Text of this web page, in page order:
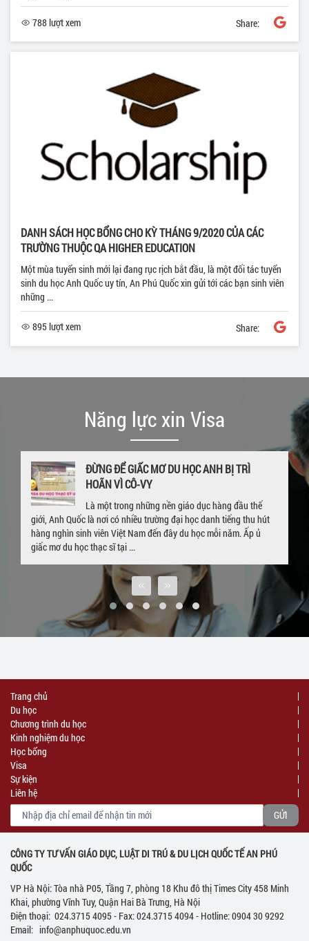
788 lượt xem Share:
DANH SÁCH HỌC BỔNG CHO KỲ THÁNG 9/2020 CỦA CÁC
TRƯỜNG THUỘC QA HIGHER EDUCATION
Một mùa tuyển sinh mới lại đang rục rịch bắt đầu, là một đối tác tuyển
sinh du học Anh Quốc uy tín, An Phú Quốc xin gửi tới các bạn sinh viên
những ...
895 lượt xem Share:
Năng lực xin Visa
MƠ DU HỌC ANH BỊ TRÌ
những nền giáo dục hàng đầu thế
trường đại học danh tiếng thu hút
đến đây du học mỗi năm. Ấp ủ
GIA HẠN VISA
– CHÚC
VISA 4 NĂM
Hết hạn visa, quay trở về Việt
nước ngoài là nỗi lo lắng của
Trang chủ
Du học
Chương trình du học
Kinh nghiệm du học
Học bổng
Visa
Sự kiện
Liên hệ
CÔNG TY TƯ VẤN GIÁO DỤC, LUẬT DI TRÚ & DU LỊCH QUỐC TẾ AN PHÚ
QUỐC
VP Hà Nội: Tòa nhà P05, Tầng 7, phòng 18 Khu đô thị Times City 458 Minh
Khai, phường Vĩnh Tuy, Quận Hai Bà Trưng, Hà Nội
Điện thoại: 024.3715 4095 - Fax: 024.3715 4094 - Hotline: 0904 30 9292
Email: info@anphuquoc.edu.vn